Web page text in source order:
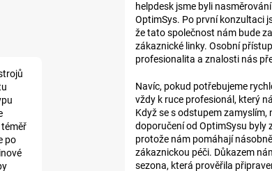
po
helpdesk jsme byli
OptimSys. Po první konzultaci
že tato společnost nám bude
zákaznické linky. Osobní
profesionalita a znalosti nás
Navíc, pokud potřebujeme
vždy k ruce profesionál, který
Když se s odstupem zamyslím,
doporučení od OptimSysu byly
protože nám pomáhají
zákaznickou péči. Důkazem
sezona, která prověřila